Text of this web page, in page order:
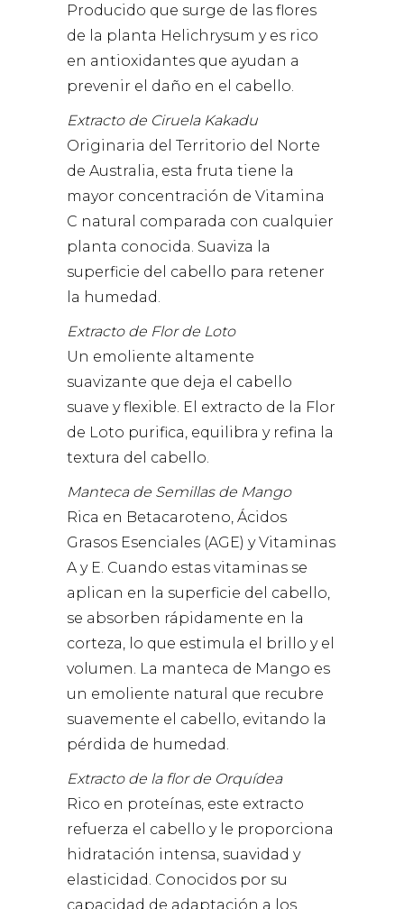
Producido que surge de las flores
de la planta Helichrysum y es rico
en antioxidantes que ayudan a
prevenir el daño en el cabello.
Extracto de Ciruela Kakadu
Originaria del Territorio del Norte
de Australia, esta fruta tiene la
mayor concentración de Vitamina
C natural comparada con cualquier
planta conocida. Suaviza la
superficie del cabello para retener
la humedad.
Extracto de Flor de Loto
Un emoliente altamente
suavizante que deja el cabello
suave y flexible. El extracto de la Flor
de Loto purifica, equilibra y refina la
textura del cabello.
Manteca de Semillas de Mango
Rica en Betacaroteno, Ácidos
Grasos Esenciales (AGE) y Vitaminas
A y E. Cuando estas vitaminas se
aplican en la superficie del cabello,
se absorben rápidamente en la
corteza, lo que estimula el brillo y el
volumen. La manteca de Mango es
un emoliente natural que recubre
suavemente el cabello, evitando la
pérdida de humedad.
Extracto de la flor de Orquídea
Rico en proteínas, este extracto
refuerza el cabello y le proporciona
hidratación intensa, suavidad y
elasticidad. Conocidos por su
capacidad de adaptación a los